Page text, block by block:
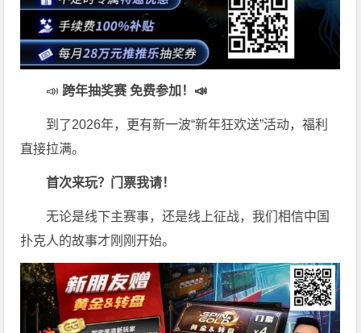
📣 跨年抽奖赛 免费参加 ！📣
到了2026年，更有新一波“新年狂欢送”活动，福利
直接拉满。
首次来玩？门票我请！
无论是线下主赛事，还是线上征战，我们相信中国
扑克人的故事才刚刚开始。